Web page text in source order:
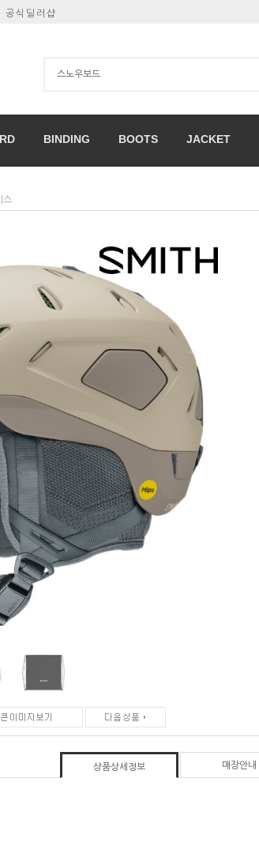
식딜러샵
BINDING BOOTS JACKET
스
상품상세정보 매장안내